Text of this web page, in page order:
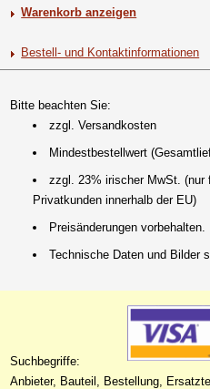
Warenkorb anzeigen
Bestell- und Kontaktinformationen
Bitte beachten Sie:
zzgl. Versandkosten
Mindestbestellwert
zzgl. 23% irischer MwSt. (nur
Privatkunden innerhalb der EU)
Preisänderungen vorbehalten.
Technische Daten und Bilder
Suchbegriffe:
Anbieter, Bauteil, Bestellung,